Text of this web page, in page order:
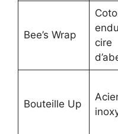
Bee’s Wrap
cire
Bouteille Up